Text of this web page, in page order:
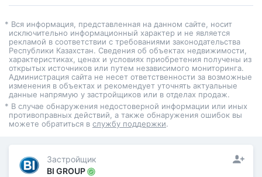
* Вся информация, представленная на данном сайте, носит
исключительно информационный характер и не является
рекламой в соответствии с требованиями законодательства
Республики Казахстан. Сведения об объектах недвижимости,
характеристиках, ценах и условиях приобретения получены из
открытых источников или путем независимого мониторинга.
Администрация сайта не несет ответственности за возможные
изменения в объектах и рекомендует уточнять актуальные
данные напрямую у застройщиков или в отделах продаж.
* В случае обнаружения недостоверной информации или иных
противоправных действий, а также обнаружения ошибок вы
можете обратиться в службу поддержки.
Застройщик
BI GROUP